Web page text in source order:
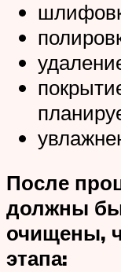
После
должны
очищены,
этапа: